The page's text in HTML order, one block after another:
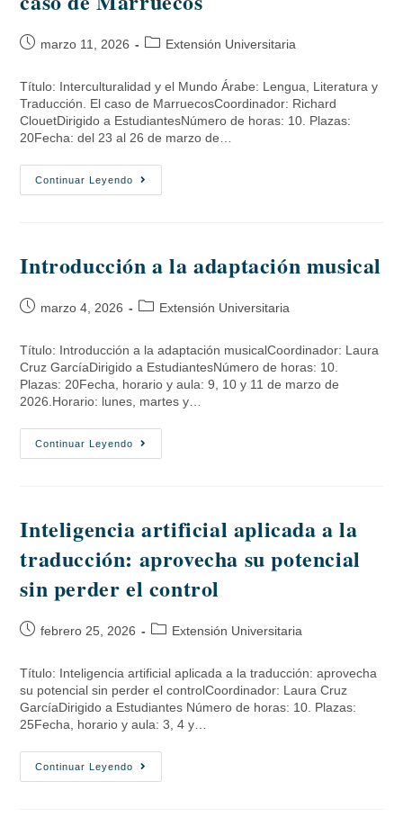
marzo 11, 2026 Extensión Universitaria
Título: Interculturalidad y el Mundo Árabe: Lengua, Literatura y
Traducción. El caso de MarruecosCoordinador: Richard
ClouetDirigido a EstudiantesNúmero de horas: 10. Plazas:
20Fecha: del 23 al 26 de marzo de…
Continuar Leyendo
Introducción a la adaptación musical
marzo 4, 2026 Extensión Universitaria
Título: Introducción a la adaptación musicalCoordinador: Laura
Cruz GarcíaDirigido a EstudiantesNúmero de horas: 10.
Plazas: 20Fecha, horario y aula: 9, 10 y 11 de marzo de
2026.Horario: lunes, martes y…
Continuar Leyendo
Inteligencia artificial aplicada a la
traducción: aprovecha su potencial
sin perder el control
febrero 25, 2026 Extensión Universitaria
Título: Inteligencia artificial aplicada a la traducción: aprovecha
su potencial sin perder el controlCoordinador: Laura Cruz
GarcíaDirigido a Estudiantes Número de horas: 10. Plazas:
25Fecha, horario y aula: 3, 4 y…
Continuar Leyendo